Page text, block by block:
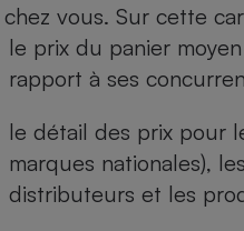
chez vous. Sur cette
le prix du panier
rapport à ses
le détail des prix pour
marques nationales),
distributeurs et les